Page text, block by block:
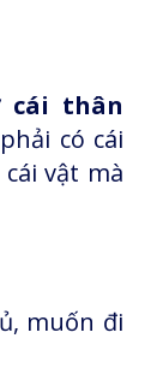
cái thân
có cái
vật mà
muốn đi